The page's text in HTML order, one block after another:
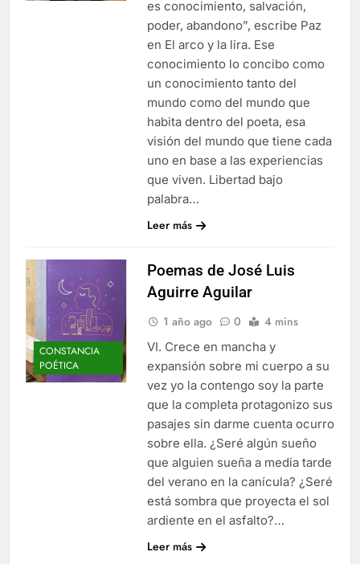
es conocimiento, salvación,
poder, abandono”, escribe Paz
en El arco y la lira. Ese
conocimiento lo concibo como
un conocimiento tanto del
mundo como del mundo que
habita dentro del poeta, esa
visión del mundo que tiene cada
uno en base a las experiencias
que viven. Libertad bajo
palabra…
Leer más
CONSTANCIA
POÉTICA
Poemas de José Luis
Aguirre Aguilar
1 año ago 0 4 mins
VI. Crece en mancha y
expansión sobre mi cuerpo a su
vez yo la contengo soy la parte
que la completa protagonizo sus
pasajes sin darme cuenta ocurro
sobre ella. ¿Seré algún sueño
que alguien sueña a media tarde
del verano en la canícula? ¿Seré
está sombra que proyecta el sol
ardiente en el asfalto?…
Leer más